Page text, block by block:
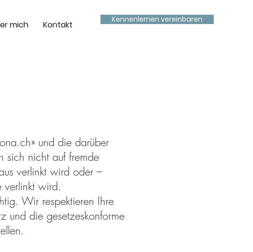
mich Kontakt Kennenlernen vereinbaren
und die darüber
sich nicht auf fremde
verlinkt wird oder –
verlinkt wird.
Wir respektieren Ihre
und die gesetzeskonforme